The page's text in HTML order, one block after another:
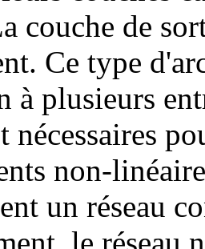
couche de
Ce type
à plusieurs
nécessaires
non-
un réseau
le réseau